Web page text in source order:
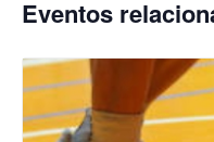
Eventos